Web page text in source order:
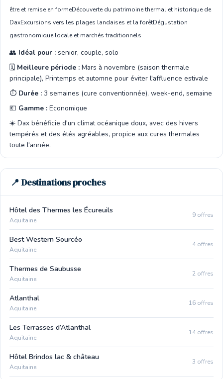
être et remise en formeDécouverte du patrimoine thermal et historique de
DaxExcursions vers les plages landaises et la forêtDégustation
gastronomique locale et marchés traditionnels
👥 Idéal pour : senior, couple, solo
🗓️ Meilleure période : Mars à novembre (saison thermale
principale), Printemps et automne pour éviter l'affluence estivale
⏱️ Durée : 3 semaines (cure conventionnée), week-end, semaine
💶 Gamme : Economique
☀️ Dax bénéficie d'un climat océanique doux, avec des hivers
tempérés et des étés agréables, propice aux cures thermales
toute l'année.
📍 Destinations proches
Hôtel des Thermes les Écureuils
Aquitaine
9 offres
Best Western Sourcéo
Aquitaine
4 offres
Thermes de Saubusse
Aquitaine
2 offres
Atlanthal
Aquitaine
16 offres
Les Terrasses d’Atlanthal
Aquitaine
14 offres
Hôtel Brindos lac & château
Aquitaine
3 offres